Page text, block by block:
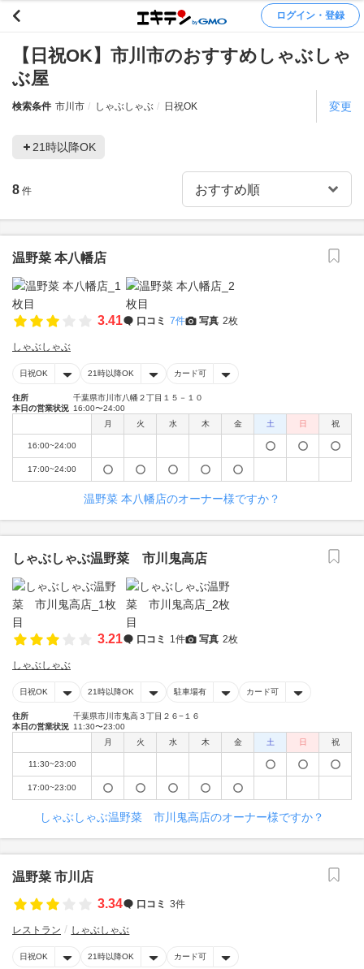
ログイン・登録
【日祝OK】市川市のおすすめしゃぶしゃ
ぶ屋
検索条件 市川市 しゃぶしゃぶ 日祝OK 変更
21時以降OK
8 件
温野菜 本八幡店
3.41 口コミ 7件 写真 2枚
しゃぶしゃぶ
日祝OK 21時以降OK カード可
住所
千葉県市川市八幡２丁目１５－１０
本日の営業状況 16:00〜24:00
月
火 水 木 金 土 日 祝
16:00~24:00
17:00~24:00
温野菜 本八幡店のオーナー様ですか？
しゃぶしゃぶ温野菜 市川鬼高店
3.21 口コミ 1件 写真 2枚
しゃぶしゃぶ
日祝OK 21時以降OK 駐車場有 カード可
住所
千葉県市川市鬼高３丁目２６−１６
本日の営業状況 11:30〜23:00
月
火 水 木 金 土 日 祝
11:30~23:00
17:00~23:00
しゃぶしゃぶ温野菜 市川鬼高店のオーナー様ですか？
温野菜 市川店
3.34
口コミ 3件
レストラン しゃぶしゃぶ
日祝OK 21時以降OK カード可